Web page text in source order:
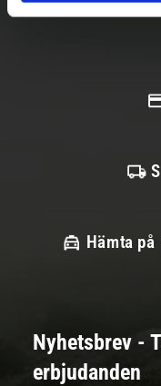
Hämta
Nyhetsbrev -
erbjudanden